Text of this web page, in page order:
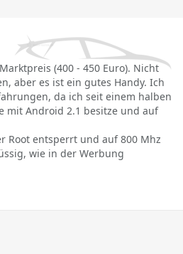
(400 - 450 Euro). Nicht
aber es ist ein gutes Handy. Ich
da ich seit einem halben
mit Android 2.1 besitze und auf
Root entsperrt und auf 800 Mhz
wie in der Werbung